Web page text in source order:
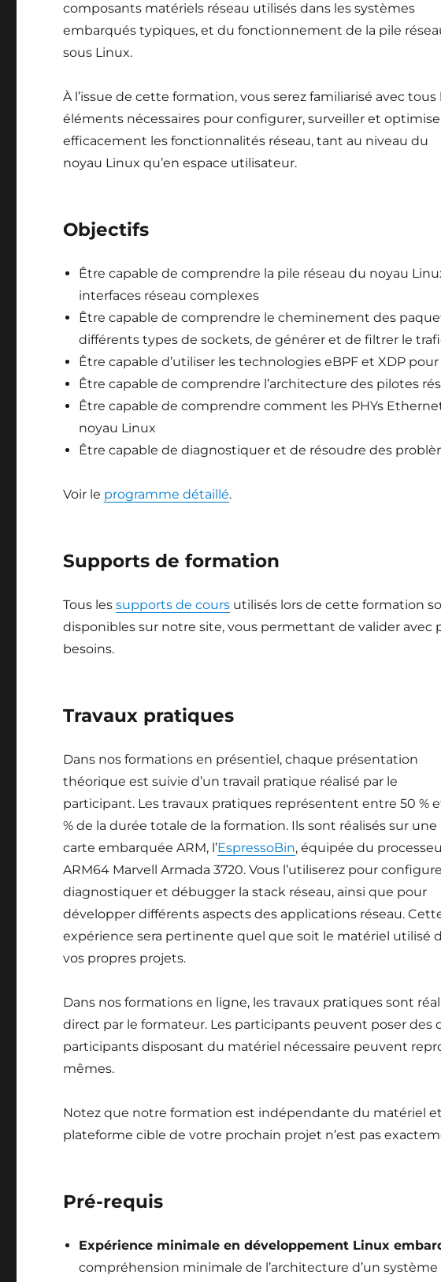
composants matériels réseau utilisés dans les systèmes
embarqués typiques, et du fonctionnement de la pile
sous Linux.
À l’issue de cette formation, vous serez familiarisé avec tous
éléments nécessaires pour configurer, surveiller et
efficacement les fonctionnalités réseau, tant au niveau du
noyau Linux qu’en espace utilisateur.
Objectifs
Être capable de comprendre la pile réseau du noyau
interfaces réseau complexes
Être capable de comprendre le cheminement des
différents types de sockets, de générer et de filtrer le
Être capable d’utiliser les technologies eBPF et XDP
Être capable de comprendre l’architecture des pilotes
Être capable de comprendre comment les PHYs
noyau Linux
Être capable de diagnostiquer et de résoudre des
Voir le programme détaillé.
Supports de formation
Tous lessupports de cours utilisés lors de cette formation
disponibles sur notre site, vous permettant de valider avec
besoins.
Travaux pratiques
Dans nos formations en présentiel, chaque présentation
théorique est suivie d’un travail pratique réalisé par le
participant. Les travaux pratiques représentent entre 50 %
% de la durée totale de la formation. Ils sont réalisés sur une
carte embarquée ARM, l’EspressoBin, équipée du
ARM64 Marvell Armada 3720. Vous l’utiliserez pour
diagnostiquer et débugger la stack réseau, ainsi que pour
développer différents aspects des applications réseau.
expérience sera pertinente quel que soit le matériel utilisé
vos propres projets.
Dans nos formations en ligne, les travaux pratiques sont
direct par le formateur. Les participants peuvent poser
participants disposant du matériel nécessaire peuvent
mêmes.
Notez que notre formation est indépendante du matériel
plateforme cible de votre prochain projet n’est pas
Pré-requis
Expérience minimale en développement Linux
compréhension minimale de l’architecture d’un